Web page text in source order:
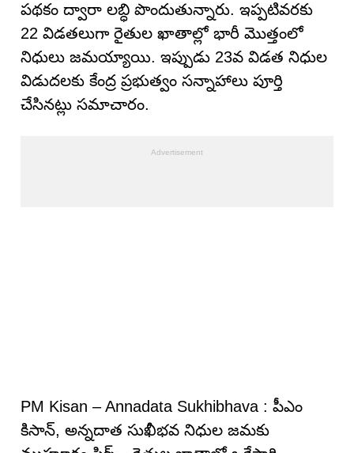
పథకం ద్వారా లబ్ధి పొందుతున్నారు. ఇప్పటివరకు
22 విడతలుగా రైతుల ఖాతాల్లో భారీ మొత్తంలో
నిధులు జమయ్యాయి. ఇప్పుడు 23వ విడత నిధుల
విడుదలకు కేంద్ర ప్రభుత్వం సన్నాహాలు పూర్తి
చేసినట్లు సమాచారం.
PM Kisan – Annadata Sukhibhava : పీఎం
కిసాన్, అన్నదాత సుఖీభవ నిధుల జమకు